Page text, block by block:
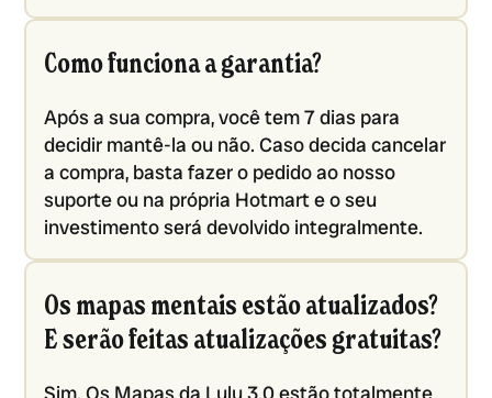
Como funciona a garantia?
Após a sua compra, você tem 7 dias para
decidir mantê-la ou não. Caso decida cancelar
a compra, basta fazer o pedido ao nosso
suporte ou na própria Hotmart e o seu
investimento será devolvido integralmente.
Os mapas mentais estão atualizados?
E serão feitas atualizações gratuitas?